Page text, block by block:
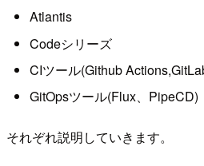
Atlantis
Codeシリーズ
CIツール(Github
GitOpsツール(Flux、PipeCD)
それぞれ説明していきます。